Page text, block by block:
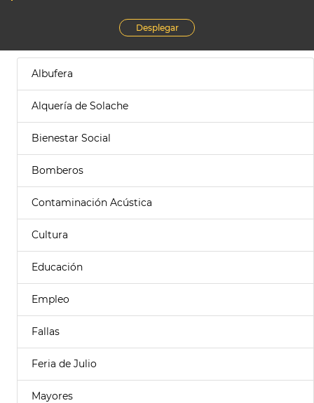
Desplegar
Albufera
Alquería de Solache
Bienestar Social
Bomberos
Contaminación Acústica
Cultura
Educación
Empleo
Fallas
Feria de Julio
Mayores